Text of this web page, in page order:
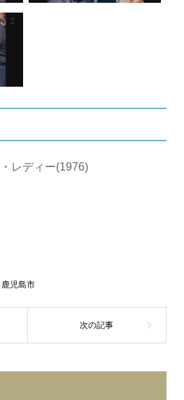
レディー(1976)
鹿児島市